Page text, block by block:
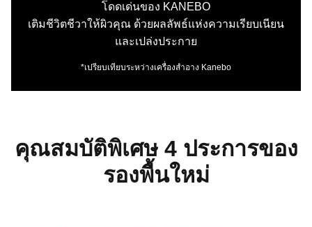
โดดเด่นของ KANEBO
เติมชีวิตชีวาให้ผิวคุณ ด้วยผลลัพธ์แห่งความเรียบเนียน
และเปล่งประกาย
*เปรียบเทียบระหว่างเครื่องสำอาง Kanebo
คุณสมบัติพิเศษ 4 ประการของ
รองพื้นใหม่